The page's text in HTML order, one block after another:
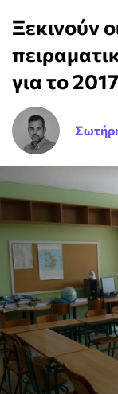
Ξεκινούν
για το